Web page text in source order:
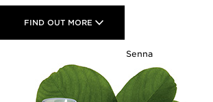
Senna
FIND OUT MORE